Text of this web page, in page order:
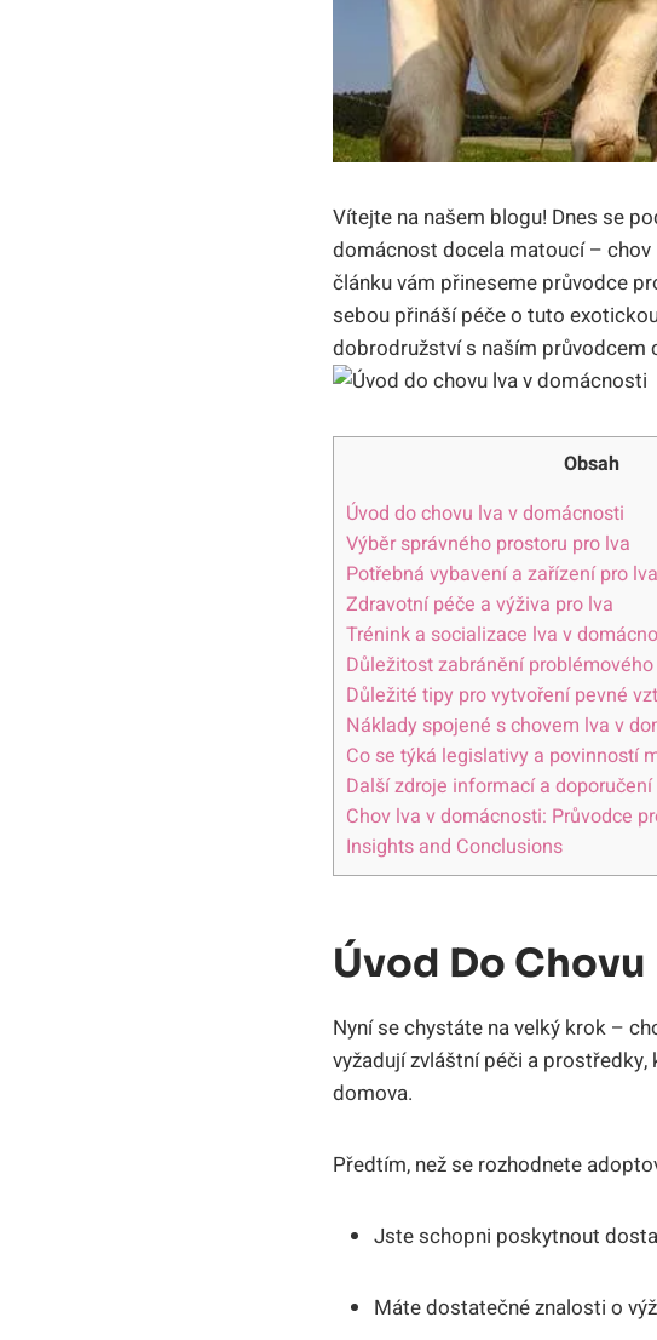
Vítejte na našem blogu! Dnes se
domácnost docela matoucí –
článku vám přineseme průvodce
sebou přináší péče o tuto
dobrodružství s naším průvodcem
Obsah
Úvod do chovu lva v domácnosti
Výběr správného prostoru pro lva
Potřebná vybavení a zařízení pro
Zdravotní péče a výživa pro lva
Trénink a socializace lva v
Důležitost zabránění
Důležité tipy pro vytvoření pevné
Náklady spojené s chovem lva v
Co se týká legislativy a povinností
Další zdroje informací a
Chov lva v domácnosti: Průvodce
Insights and Conclusions
Úvod Do
Nyní se chystáte na velký krok –
vyžadují zvláštní péči a
domova.
Předtím, než se rozhodnete
Jste schopni poskytnout
Máte dostatečné znalosti o